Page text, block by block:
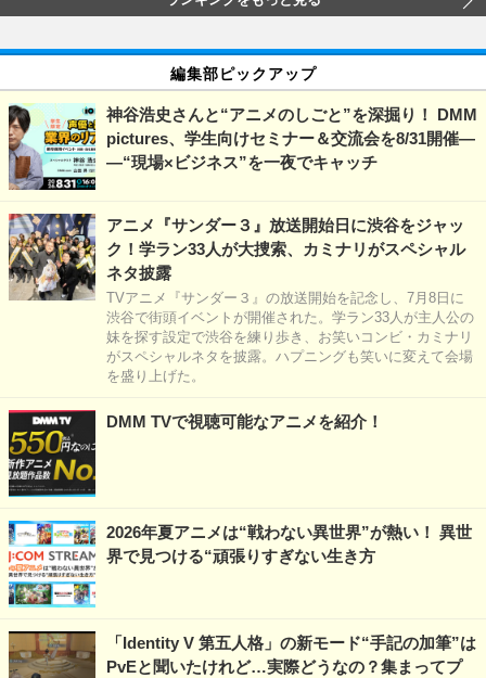
編集部ピックアップ
神谷浩史さんと“アニメのしごと”を深掘り！ DMM
pictures、学生向けセミナー＆交流会を8/31開催―
―“現場×ビジネス”を一夜でキャッチ
アニメ『サンダー３』放送開始日に渋谷をジャッ
ク！学ラン33人が大捜索、カミナリがスペシャル
ネタ披露
TVアニメ『サンダー３』の放送開始を記念し、7月8日に
渋谷で街頭イベントが開催された。学ラン33人が主人公の
妹を探す設定で渋谷を練り歩き、お笑いコンビ・カミナリ
がスペシャルネタを披露。ハプニングも笑いに変えて会場
を盛り上げた。
DMM TVで視聴可能なアニメを紹介！
2026年夏アニメは“戦わない異世界”が熱い！ 異世
界で見つける“頑張りすぎない生き方
「Identity V 第五人格」の新モード“手記の加筆”は
PvEと聞いたけれど…実際どうなの？集まってプ